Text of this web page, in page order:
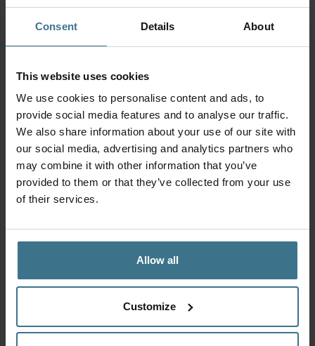
Consent Details About
This website uses cookies
We use cookies to personalise content and ads, to
provide social media features and to analyse our traffic.
We also share information about your use of our site with
our social media, advertising and analytics partners who
may combine it with other information that you’ve
provided to them or that they’ve collected from your use
of their services.
Allow all
Customize
Vanaf:€13.50Oorspronkelijke
prijs
12.15
prijs